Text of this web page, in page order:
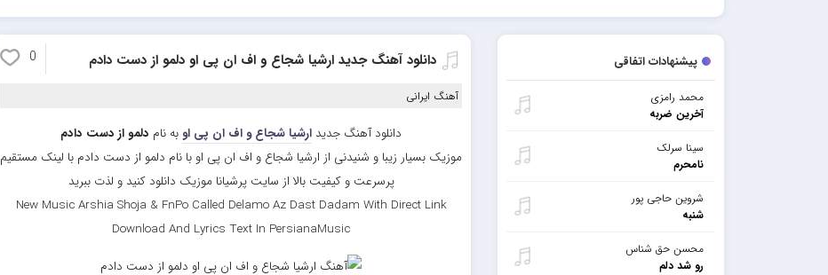
پیشنهادات اتفاقی
محمد رامزی
آخرین ضربه
سینا سرلک
نامحرم
شروین حاجی پور
شنبه
محسن حق شناس
رو شد دلم
دانلود آهنگ جدید ارشیا شجاع و اف ان پی او دلمو از دست دادم 0
آهنگ ایرانی
دانلود آهنگ جدید ارشیا شجاع و اف ان پی او به نام دلمو از دست دادم
موزیک بسیار زیبا و شنیدنی از ارشیا شجاع و اف ان پی او با نام دلمو از دست دادم با لینک مستقیم
پرسرعت و کیفیت بالا از سایت پرشیانا موزیک دانلود کنید و لذت ببرید
New Music Arshia Shoja & FnPo Called Delamo Az Dast Dadam With Direct Link
Download And Lyrics Text In PersianaMusic